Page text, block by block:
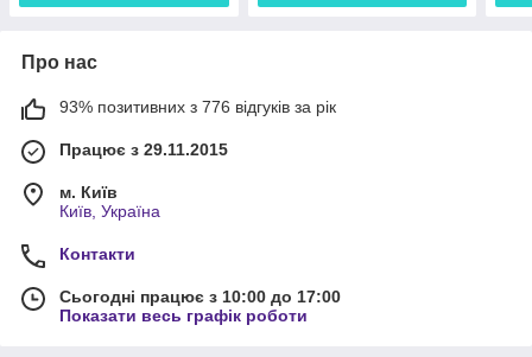
Про нас
93% позитивних з 776 відгуків за рік
Працює з 29.11.2015
м. Київ
Київ, Україна
Контакти
Сьогодні працює з 10:00 до 17:00
Показати весь графік роботи